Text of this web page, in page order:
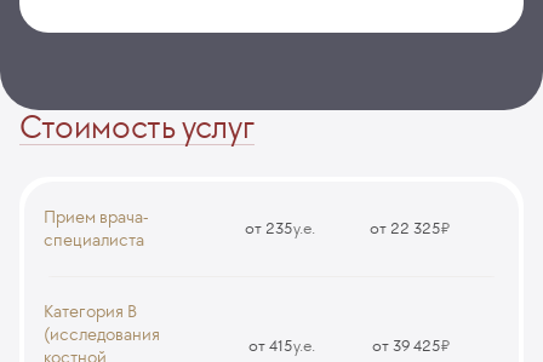
Стоимость услуг
Прием врача-
специалиста
от 235у.е. от 22 325₽
CS17
(первичный, повторный)
Категория В
(исследования
костной
от 415у.е. от 39 425₽